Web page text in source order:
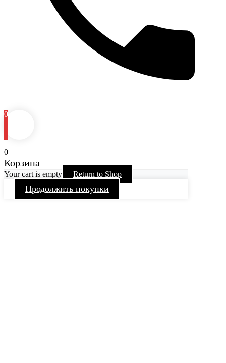
0
0
Корзина
Your cart is empty Return to Shop
Продолжить покупки